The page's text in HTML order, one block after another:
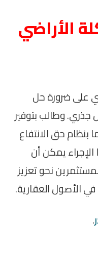
الأراضي
على ضرورة حل
وطالب بتوفير
بنظام حق الانتفاع
يمكن أن
نحو تعزيز
الأصول العقارية.
.